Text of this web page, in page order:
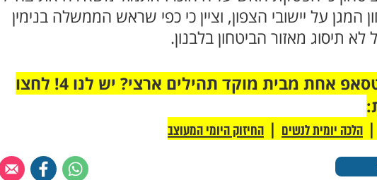
המגן על יישובי הצפון, וציין כי כפי שראש הממשלה בנימין
לא תיסוג מאזור הביטחון בלבנון.
מחוברים רק לקבוצת ווטסאפ אחת מבית מוקד תהילים ארצי? יש לנו 4! לחצו
| הלכה יומית לנשים | החיזוק היומי המעוצב